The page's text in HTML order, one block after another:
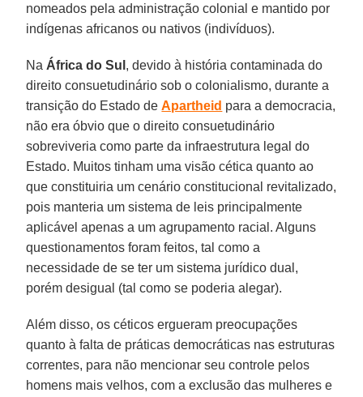
nomeados pela administração colonial e mantido por
indígenas africanos ou nativos (indivíduos).
Na África do Sul , devido à história contaminada do
direito consuetudinário sob o colonialismo, durante a
transição do Estado deApartheid para a democracia,
não era óbvio que o direito consuetudinário
sobreviveria como parte da infraestrutura legal do
Estado. Muitos tinham uma visão cética quanto ao
que constituiria um cenário constitucional revitalizado,
pois manteria um sistema de leis principalmente
aplicável apenas a um agrupamento racial. Alguns
questionamentos foram feitos, tal como a
necessidade de se ter um sistema jurídico dual,
porém desigual (tal como se poderia alegar).
Além disso, os céticos ergueram preocupações
quanto à falta de práticas democráticas nas estruturas
correntes, para não mencionar seu controle pelos
homens mais velhos, com a exclusão das mulheres e